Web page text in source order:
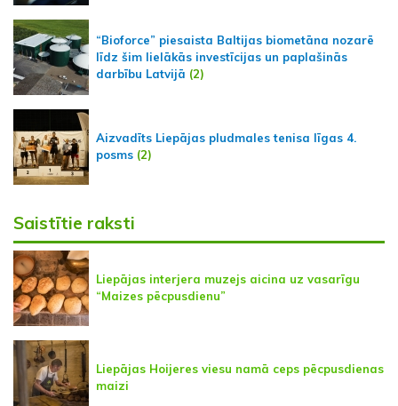
“Bioforce” piesaista Baltijas biometāna nozarē
līdz šim lielākās investīcijas un paplašinās
darbību Latvijā (2)
Aizvadīts Liepājas pludmales tenisa līgas 4.
posms (2)
Saistītie raksti
Liepājas interjera muzejs aicina uz vasarīgu
“Maizes pēcpusdienu”
Liepājas Hoijeres viesu namā ceps pēcpusdienas
maizi